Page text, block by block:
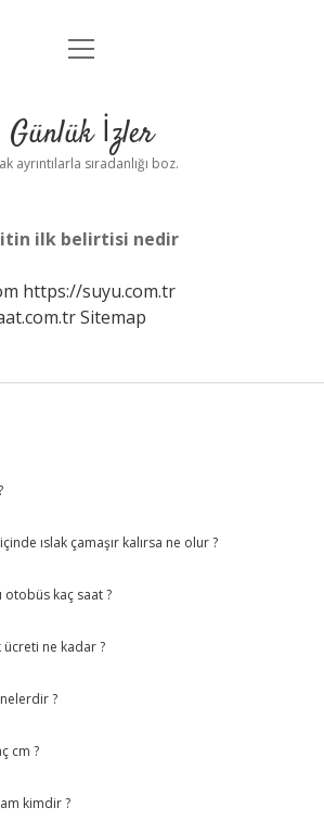
Anasayfa
Yasal Uyarı
menüyü
Günlük İzler
ayrıntılarla sıradanlığı boz.
ilk belirtisi nedir
https://suyu.com.tr
Sitemap
ıslak çamaşır kalırsa ne olur ?
otobüs kaç saat ?
ücreti ne kadar ?
?
cm ?
kimdir ?